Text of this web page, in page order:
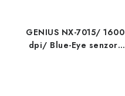
GENIUS NX-7015/ 1600
dpi/ Blue-Eye senzor/